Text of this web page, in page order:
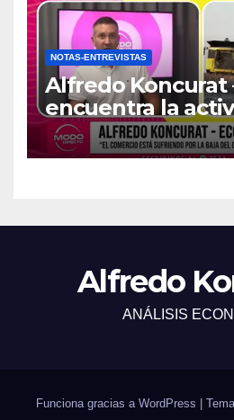
NOTAS-ENTREVISTAS
Alfredo Koncurat
encuentra la
económica del
Alfredo
ANÁLISIS
Funciona gracias a WordPress